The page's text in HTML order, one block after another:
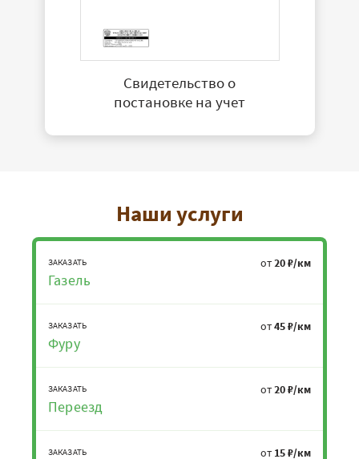
Свидетельство о
постановке на учет
Наши услуги
ЗАКАЗАТЬ
Газель
от20 ₽/км
ЗАКАЗАТЬ
Фуру
от45 ₽/км
ЗАКАЗАТЬ
Переезд
от20 ₽/км
ЗАКАЗАТЬ от 15 ₽/км